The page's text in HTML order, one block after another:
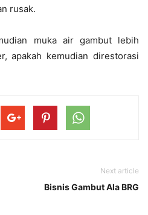
rusak.
muka air gambut lebih
apakah kemudian direstorasi
Next article
Bisnis Gambut Ala BRG